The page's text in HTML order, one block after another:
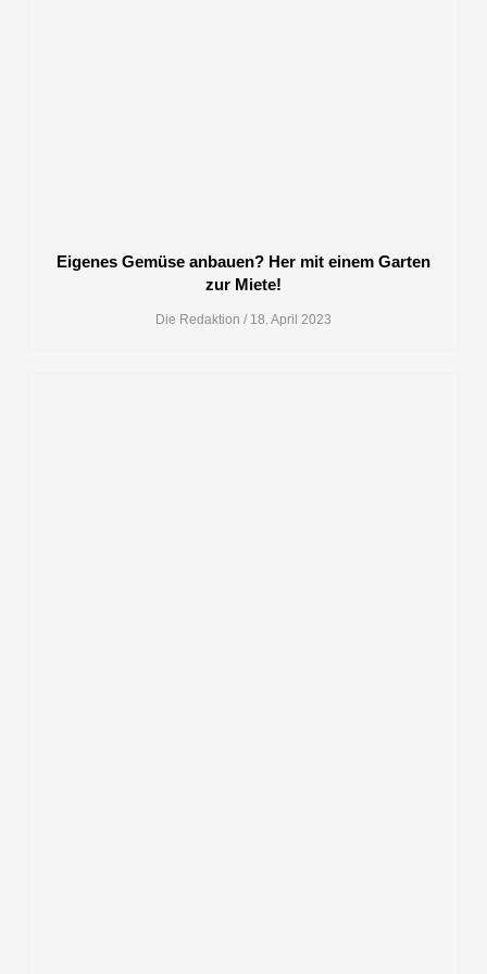
Eigenes Gemüse anbauen? Her mit einem Garten
zur Miete!
Die Redaktion 18. April 2023